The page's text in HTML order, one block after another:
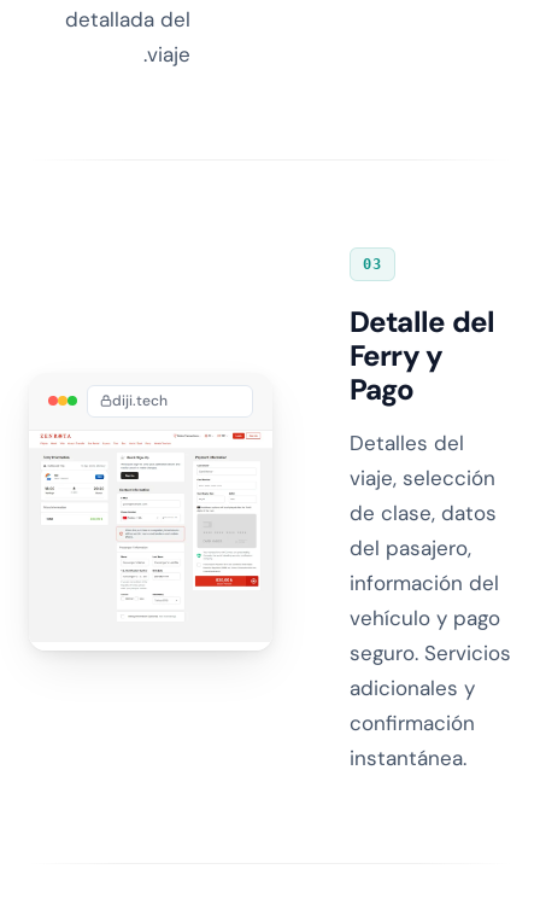
detallada del
viaje.
diji.tech
03
Detalle del
Ferry y
Pago
Detalles del
viaje, selección
de clase, datos
del pasajero,
información del
vehículo y pago
seguro. Servicios
adicionales y
confirmación
instantánea.